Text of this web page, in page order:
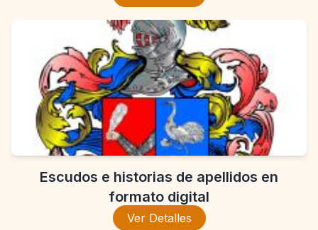
Escudos e historias de apellidos en
formato digital
Ver Detalles